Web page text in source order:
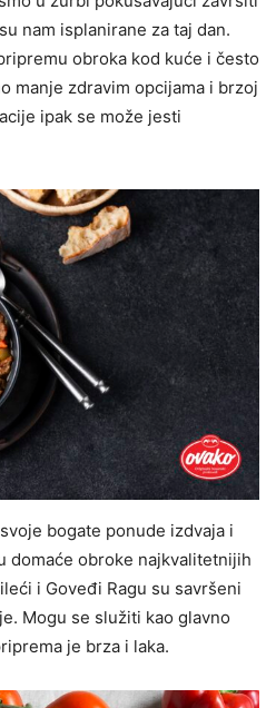
nam isplanirane za taj dan.
obroka kod kuće i često
manje zdravim opcijama i brzoj
ipak se može jesti
bogate ponude izdvaja i
domaće obroke najkvalitetnijih
i Goveđi Ragu su savršeni
Mogu se služiti kao glavno
je brza i laka.